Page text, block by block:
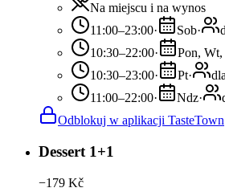
Na miejscu i na wynos
11:00–23:00· Sob·
10:30–22:00· Pon,
10:30–23:00· Pt·
11:00–22:00· Ndz·
Odblokuj w aplikacji TasteTown
Dessert 1+1
−179 Kč